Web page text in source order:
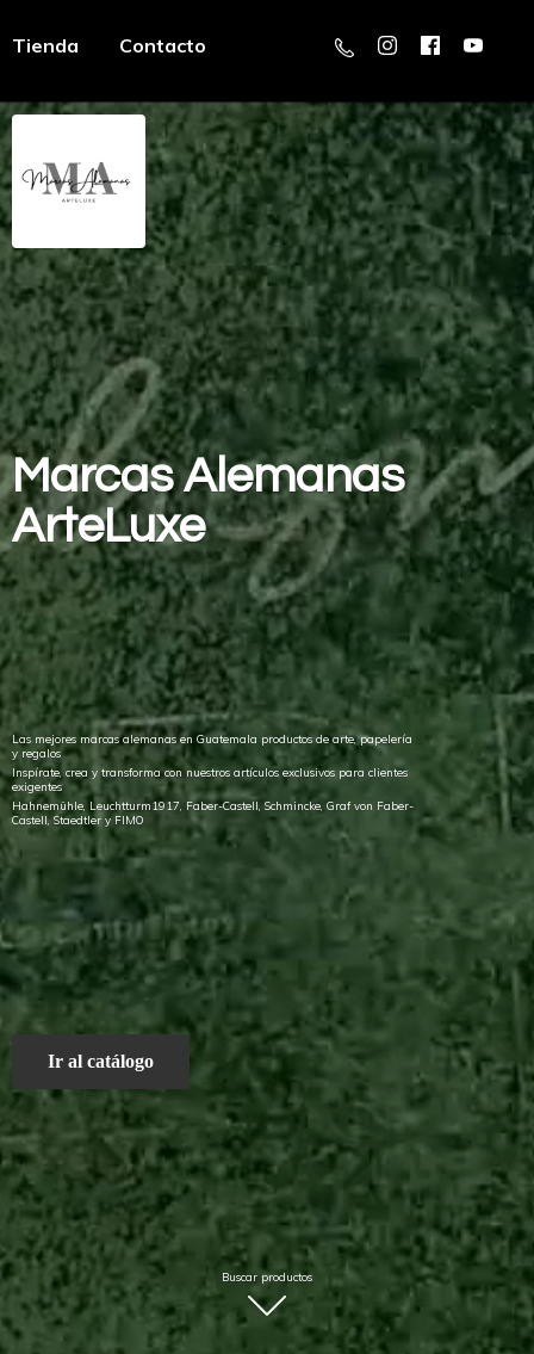
Tienda Contacto
MarcasAlemanas
ArteLuxe
Las mejores marcas alemanas en Guatemala productos de arte, papelería
y regalos
Inspírate, crea y transforma con nuestros artículos exclusivos para clientes
exigentes
Hahnemühle, Leuchtturm1917, Faber-Castell, Schmincke, Graf von Faber-
Castell, Staedtler y FIMO
Ir al catálogo
Buscar productos